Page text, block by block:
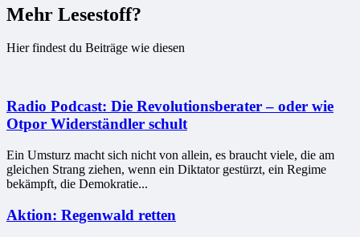
Mehr Lesestoff?
Hier findest du Beiträge wie diesen
Radio Podcast: Die Revolutionsberater – oder wie
Otpor Widerständler schult
Ein Umsturz macht sich nicht von allein, es braucht viele, die am
gleichen Strang ziehen, wenn ein Diktator gestürzt, ein Regime
bekämpft, die Demokratie...
Aktion: Regenwald retten